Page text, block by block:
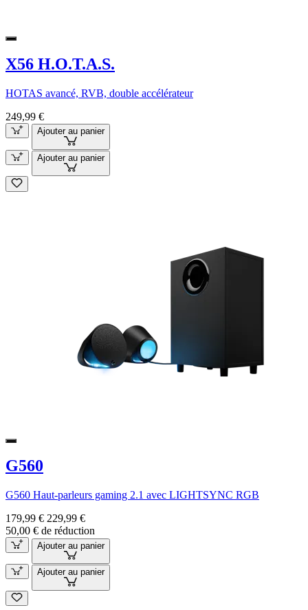
X56 H.O.T.A.S.
HOTAS avancé, RVB, double accélérateur
249,99 €
Ajouter au panier
Ajouter au panier
G560
G560 Haut-parleurs gaming 2.1 avec LIGHTSYNC RGB
179,99 € 229,99 €
50,00 € de réduction
Ajouter au panier
Ajouter au panier